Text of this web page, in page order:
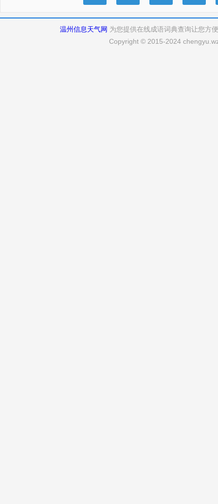
温州信息天气网 为您提供在线成语词典查询让您方
Copyright © 2015-2024